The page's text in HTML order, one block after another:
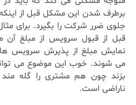
برطرف شدن این مشکل قبل از اینکه
جلوی ضرر شرکت را بگیرد. برای
قبل از قبول سرویس از مبلغ آن
نمایش مبلغ از پذیرش سرویس
می شوند. خوب این موضوع می
بزند چون هم مشتری را گله
ناراضی است.